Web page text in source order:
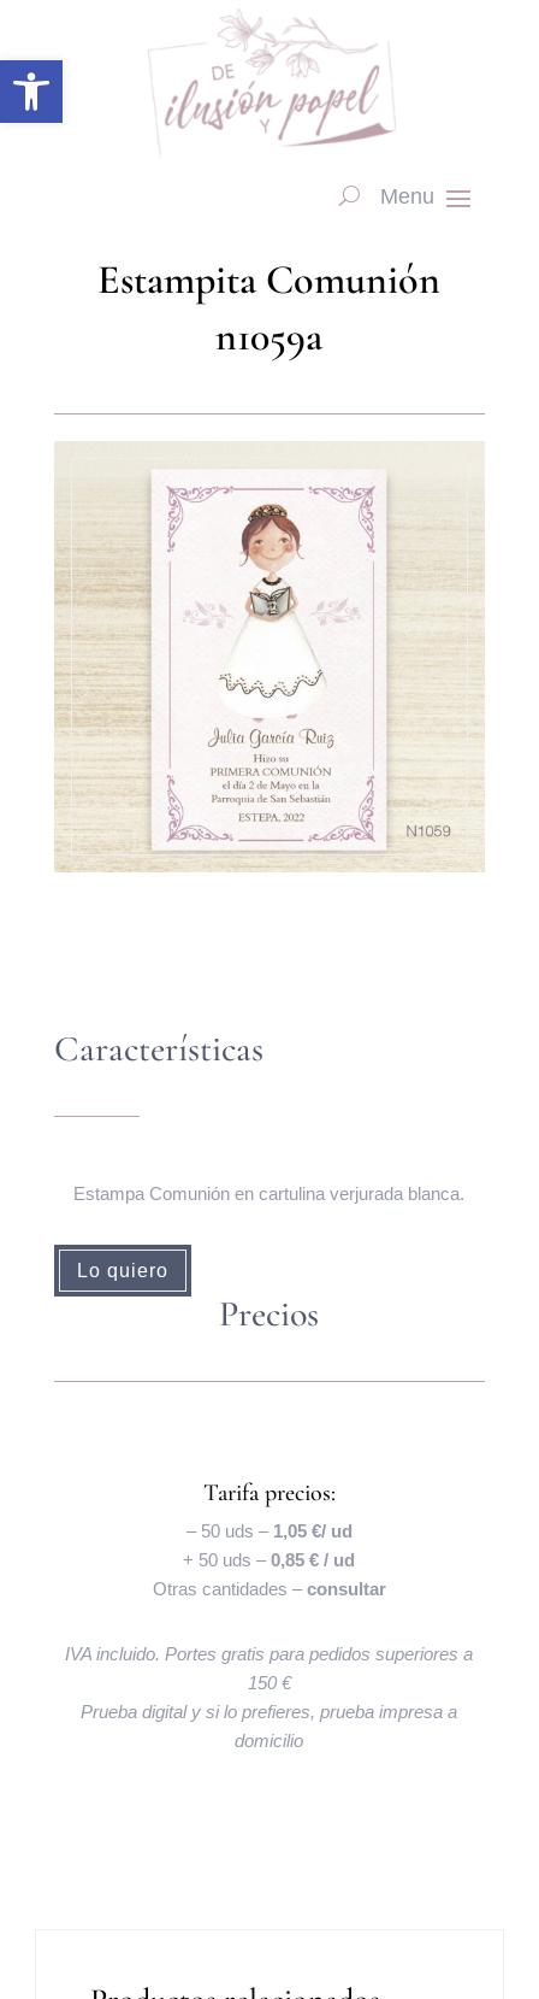
Abrir barra de herramientas
Estampita Comunión
n1059a
Características
Estampa Comunión en cartulina verjurada blanca.
Lo quiero
Precios
Tarifa precios:
– 50 uds – 1,05 €/ ud
+ 50 uds –0,85 € / ud
Otras cantidades –consultar
IVA incluido. Portes gratis para pedidos superiores a
150 €
Prueba digital y si lo prefieres, prueba impresa a
domicilio